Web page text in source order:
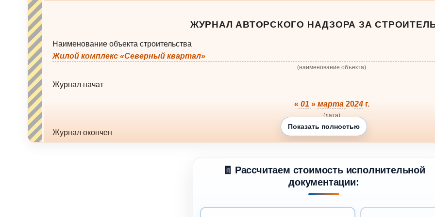
ЖУРНАЛ АВТОРСКОГО НАДЗОРА ЗА
Наименование объекта строительства
Жилой комплекс «Северный квартал»
(наименование объекта)
Журнал начат
«01 » марта 2024г.
(дата)
Журнал окончен
ЖУРНАЛ АВТОРСКОГО НАДЗОРА ЗА
Показать полностью
🧾 Рассчитаем стоимость исполнительной
документации: